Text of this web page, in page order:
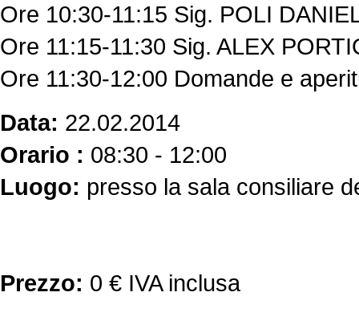
Ore 10:30-11:15 Sig. POLI
Ore 11:15-11:30 Sig. ALEX
Ore 11:30-12:00 Domande e
Data: 22.02.2014
Orario : 08:30 - 12:00
Luogo: presso la sala consiliare
Prezzo: 0 € IVA inclusa